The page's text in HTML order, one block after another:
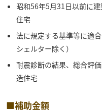
昭和56年5月31日以前に
住宅
法に規定する基準等に適
シェルター除く）
耐震診断の結果、総合評
造住宅
■補助金額